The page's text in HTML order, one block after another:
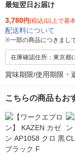
最短翌日お届け
3,780円(税込)以上で基
配送料について
※一部の商品につきまし
在庫確認住所：東京都
賞味期限/使用期限・
こちらの商品もお